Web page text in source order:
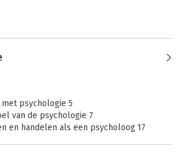
Psychology For
met psychologie 5
van de psychologie 7
en handelen als een psycholoog 17